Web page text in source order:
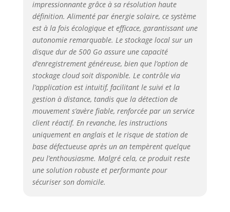
même si le réseau est perdu.
【Disque dur 500 Go +
enregistrement 7/24/365 + pas de
frais mensuels】 : le kit caméra de
surveillance extérieure est livré avec
un disque dur de 500 Go préinstallé
(extensible à 6 To) pour fournir un
enregistrement 24h/24 et 7j/7 pour
une protection continue, sans
abonnement ni coût caché. 【Audio
bidirectionnel + vision nocturne
couleur】 : microphone et haut-
parleur intégrés pour que vous
puissiez entendre et parler à vos
familles ou dissuader les personnes
indésirables. Équipé de projecteurs
et de lumières infrarouges, il offre
impressionnante grâce à sa résolution haute
définition. Alimenté par énergie solaire, ce système
est à la fois écologique et efficace, garantissant une
autonomie remarquable. Le stockage local sur un
disque dur de 500 Go assure une capacité
d’enregistrement généreuse, bien que l’option de
stockage cloud soit disponible. Le contrôle via
l’application est intuitif, facilitant le suivi et la
gestion à distance, tandis que la détection de
mouvement s’avère fiable, renforcée par un service
client réactif. En revanche, les instructions
uniquement en anglais et le risque de station de
base défectueuse après un an tempèrent quelque
peu l’enthousiasme. Malgré cela, ce produit reste
une solution robuste et performante pour
sécuriser son domicile.